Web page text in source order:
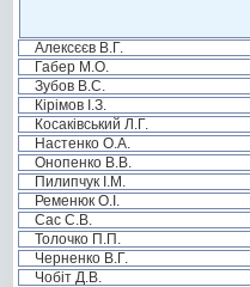
Алексєєв В.Г.
Габер М.О.
Зубов В.С.
Кірімов І.З.
Косаківський Л.Г.
Настенко О.А.
Онопенко В.В.
Пилипчук І.М.
Ременюк О.І.
Сас С.В.
Толочко П.П.
Черненко В.Г.
Чобіт Д.В.